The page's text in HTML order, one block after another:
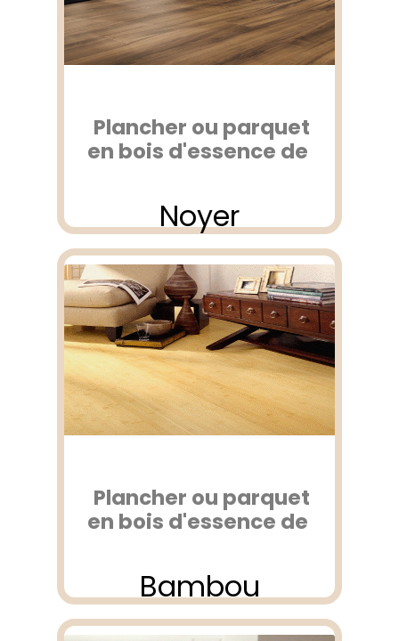
Plancher ou parquet
en bois d'essence de
Noyer
Plancher ou parquet
en bois d'essence de
Bambou